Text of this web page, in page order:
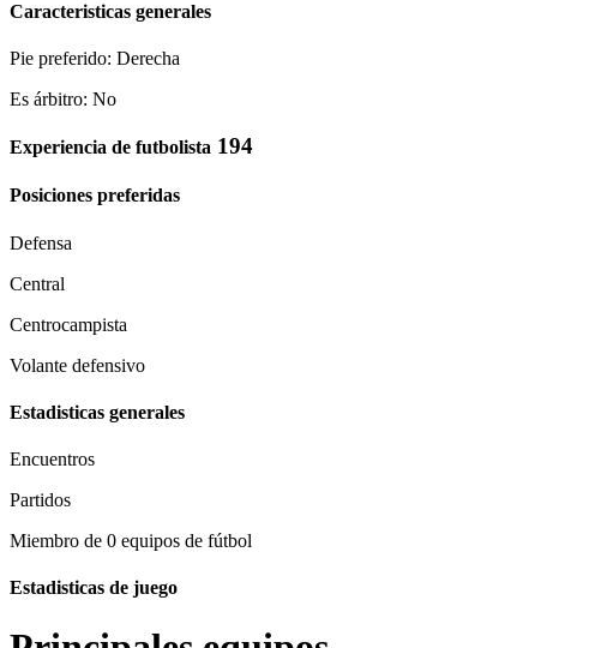
Caracteristicas generales
Pie preferido: Derecha
Es árbitro: No
Experiencia de futbolista 194
Posiciones preferidas
Defensa
Central
Centrocampista
Volante defensivo
Estadisticas generales
Encuentros
Partidos
Miembro de 0 equipos de fútbol
Estadisticas de juego